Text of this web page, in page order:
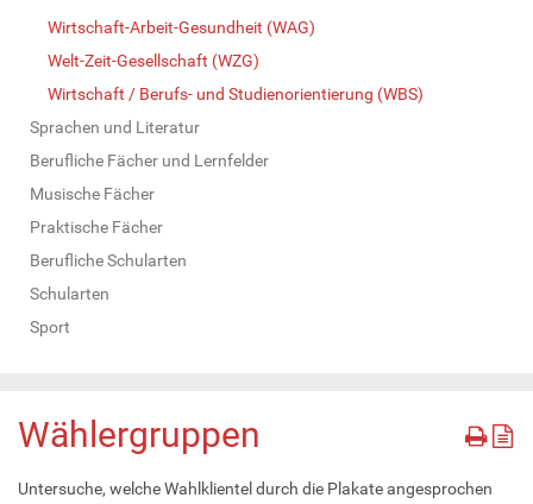
Wirtschaft-Arbeit-Gesundheit (WAG)
Welt-Zeit-Gesellschaft (WZG)
Wirtschaft / Berufs- und Studienorientierung (WBS)
Sprachen und Literatur
Berufliche Fächer und Lernfelder
Musische Fächer
Praktische Fächer
Berufliche Schularten
Schularten
Sport
Wählergruppen
Untersuche, welche Wahlklientel durch die Plakate angesprochen